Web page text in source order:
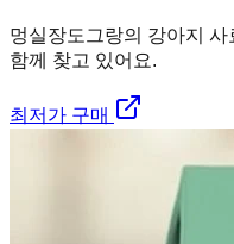
멍실장도그랑의 강아지 사
함께 찾고 있어요.
최저가 구매